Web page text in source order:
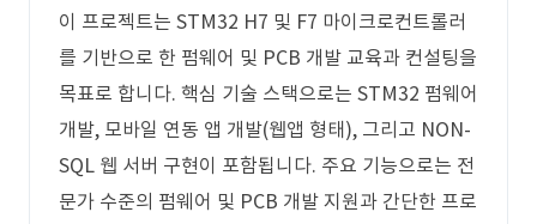
이 프로젝트는 STM32 H7 및 F7 마이크로컨트롤러
를 기반으로 한 펌웨어 및 PCB 개발 교육과 컨설팅을
목표로 합니다. 핵심 기술 스택으로는 STM32 펌웨어
개발, 모바일 연동 앱 개발(웹앱 형태), 그리고 NON-
SQL 웹 서버 구현이 포함됩니다. 주요 기능으로는 전
문가 수준의 펌웨어 및 PCB 개발 지원과 간단한 프로